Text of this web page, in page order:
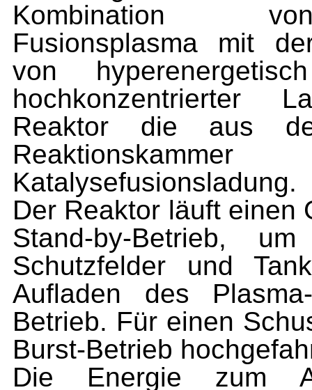
Kombination
Fusionsplasma mit
von
hochkonzentrierter
Reaktor die aus
Der Reaktor läuft einen
Stand-by-Betrieb,
Schutzfelder und
Aufladen des
Betrieb. Für einen
Burst-Betrieb
Die Energie zum